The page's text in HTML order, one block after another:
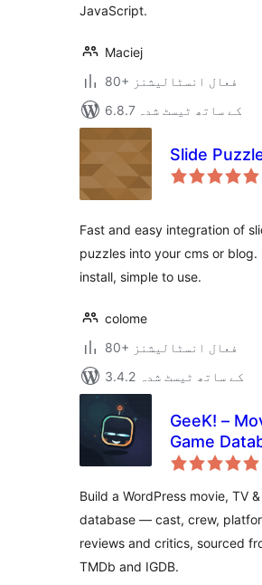
JavaScript.
Maciej
80+ فعال انسٹالیشنز
6.8.7 کے ساتھ ٹیسٹ شدہ
Slide
Fast and easy integration of
puzzles into your cms or blog.
install, simple to use.
colome
80+ فعال انسٹالیشنز
3.4.2 کے ساتھ ٹیسٹ شدہ
GeeK! –
Game
Build a WordPress movie, TV
database — cast, crew,
reviews and critics, sourced
TMDb and IGDB.